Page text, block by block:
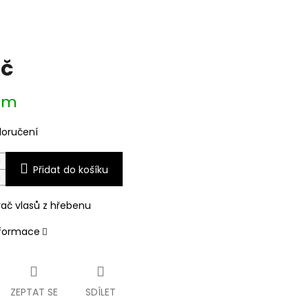
Přidat do košíku
vlasů z hřebenu
ZEPTAT SE SDÍLET